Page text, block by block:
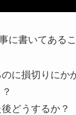
に書いてある
に損切りにか
どうするか？